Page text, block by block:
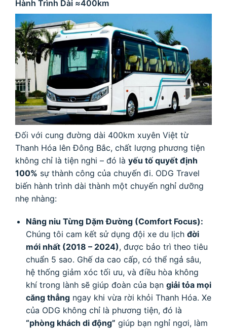
Hành Trình Dài ≈400km
Đối với cung đường dài 400km xuyên Việt từ
Thanh Hóa lên Đông Bắc, chất lượng phương tiện
không chỉ là tiện nghi – đó là yếu tố quyết định
100% sự thành công của chuyến đi. ODG Travel
biến hành trình dài thành một chuyến nghỉ dưỡng
nhẹ nhàng:
Nâng niu Từng Dặm Đường (Comfort Focus):
Chúng tôi cam kết sử dụng đội xe du lịch đời
mới nhất (2018 – 2024), được bảo trì theo tiêu
chuẩn 5 sao. Ghế da cao cấp, có thể ngả sâu,
hệ thống giảm xóc tối ưu, và điều hòa không
khí trong lành sẽ giúp đoàn của bạn giải tỏa mọi
căng thẳngngay khi vừa rời khỏi Thanh Hóa. Xe
của ODG không chỉ là phương tiện, đó là
“phòng khách di động” giúp bạn nghỉ ngơi, làm